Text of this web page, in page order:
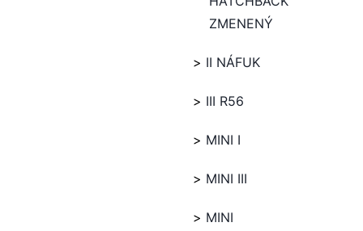
ZMENENÝ
II NÁFUK
III R56
MINI I
MINI III
MINI